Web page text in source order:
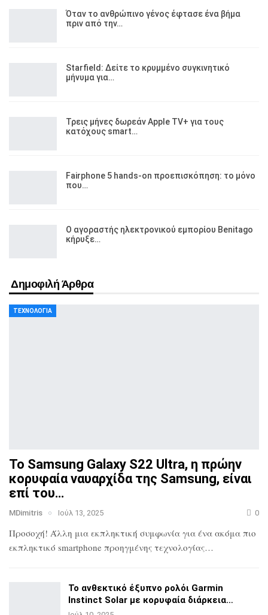
Όταν το ανθρώπινο γένος έφτασε ένα βήμα
πριν από την…
Starfield: Δείτε το κρυμμένο συγκινητικό
μήνυμα για…
Τρεις μήνες δωρεάν Apple TV+ για τους
κατόχους smart…
Fairphone 5 hands-on προεπισκόπηση: το μόνο
που…
Ο αγοραστής ηλεκτρονικού εμπορίου Benitago
κήρυξε…
Δημοφιλή Άρθρα
ΤΕΧΝΟΛΟΓΊΑ
Το Samsung Galaxy S22 Ultra, η πρώην
κορυφαία ναυαρχίδατης Samsung, είναι
επί του…
MDimitris Ιούλ 13, 2025 0
Προσοχή! Άλλη μια εκπληκτική συμφωνία για ένα ακόμα πιο
εκπληκτικό smartphone προηγμένης τεχνολογίας…
Το ανθεκτικό έξυπνο ρολόι Garmin
Instinct Solar με κορυφαία διάρκεια…